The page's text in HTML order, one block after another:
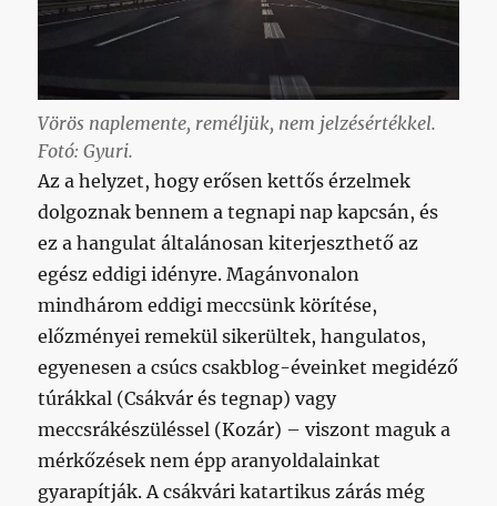
Vörös naplemente, reméljük, nem jelzésértékkel.
Fotó: Gyuri.
Az a helyzet, hogy erősen kettős érzelmek
dolgoznak bennem a tegnapi nap kapcsán, és
ez a hangulat általánosan kiterjeszthető az
egész eddigi idényre. Magánvonalon
mindhárom eddigi meccsünk körítése,
előzményei remekül sikerültek, hangulatos,
egyenesen a csúcs csakblog-éveinket megidéző
túrákkal (Csákvár és tegnap) vagy
meccsrákészüléssel (Kozár) – viszont maguk a
mérkőzések nem épp aranyoldalainkat
gyarapítják. A csákvári katartikus zárás még